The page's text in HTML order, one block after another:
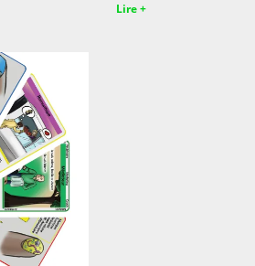
Lire +